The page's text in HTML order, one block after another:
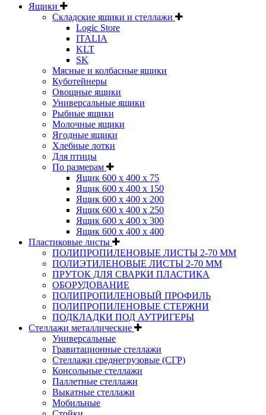
Ящики
Складские ящики и стеллажи
Logic Store
ITALIA
KLT
SK
Мясные и колбасные ящики
Куботейнеры
Овощные ящики
Универсальные ящики
Рыбные ящики
Молочные ящики
Ягодные ящики
Хлебные лотки
Для птицы
По размерам
Ящик 600 х 400 х 75
Ящик 600 х 400 х 150
Ящик 600 х 400 х 200
Ящик 600 х 400 х 250
Ящик 600 х 400 х 300
Ящик 600 х 400 х 400
Пластиковые листы
ПОЛИПРОПИЛЕНОВЫЕ ЛИСТЫ 2-70 ММ
ПОЛИЭТИЛЕНОВЫЕ ЛИСТЫ 2-70 ММ
ПРУТОК ДЛЯ СВАРКИ ПЛАСТИКА
ОБОРУДОВАНИЕ
ПОЛИПРОПИЛЕНОВЫЙ ПРОФИЛЬ
ПОЛИПРОПИЛЕНОВЫЕ СТЕРЖНИ
ПОДКЛАДКИ ПОД АУТРИГЕРЫ
Стеллажи металлические
Универсальные
Гравитационные стеллажи
Стеллажи среднегрузовые (СГР)
Консольные стеллажи
Паллетные стеллажи
Выкатные стеллажи
Мобильные